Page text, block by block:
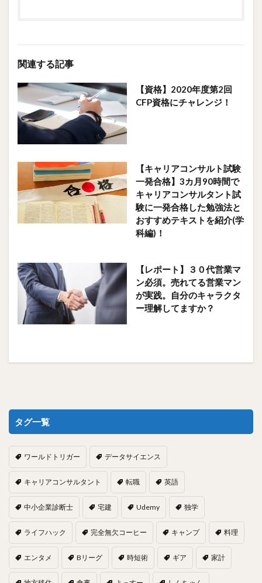
関連する記事
【資格】2020年度第2回
CFP資格にチャレンジ！
【キャリアコンサルト試験
一発合格】3カ月90時間で
キャリアコンサルタント試
験に一発合格した勉強法と
おすすめテキストを紹介(学
科編)！
【レポート】３０代営業マ
ン必須。売れてる営業マン
が実践。自分のキャラクタ
ー理解してますか？
タグ一覧
ワールドトリガー データサイエンス
キャリアコンサルタント 転職 英語
中小企業診断士 宅建 Udemy 独学
ライフハック 完全無欠コーヒー キャンプ 料理
エンタメ Bリーグ 時短術 ギア 家計